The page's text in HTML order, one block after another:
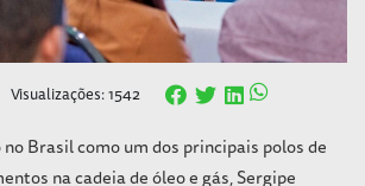
Visualizações: 1542
Brasil como um dos principais polos de
na cadeia de óleo e gás, Sergipe